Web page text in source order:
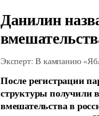
Данилин
Эксперт: В кампанию
После регистрации
структуры получили
вмешательства в